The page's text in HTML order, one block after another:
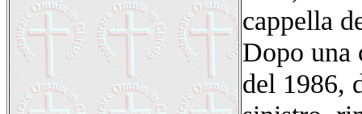
cappella
Dopo una
del 1986,